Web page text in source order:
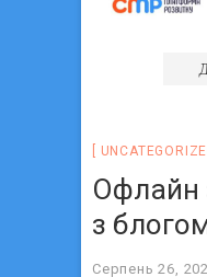
Офлайн
з
Серпень 26,